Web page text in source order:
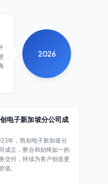
2026
电子新加坡分公司成
年，凯创电子新加坡分
成立，整合和始终如一的
交付，持续为客户创造更
值。